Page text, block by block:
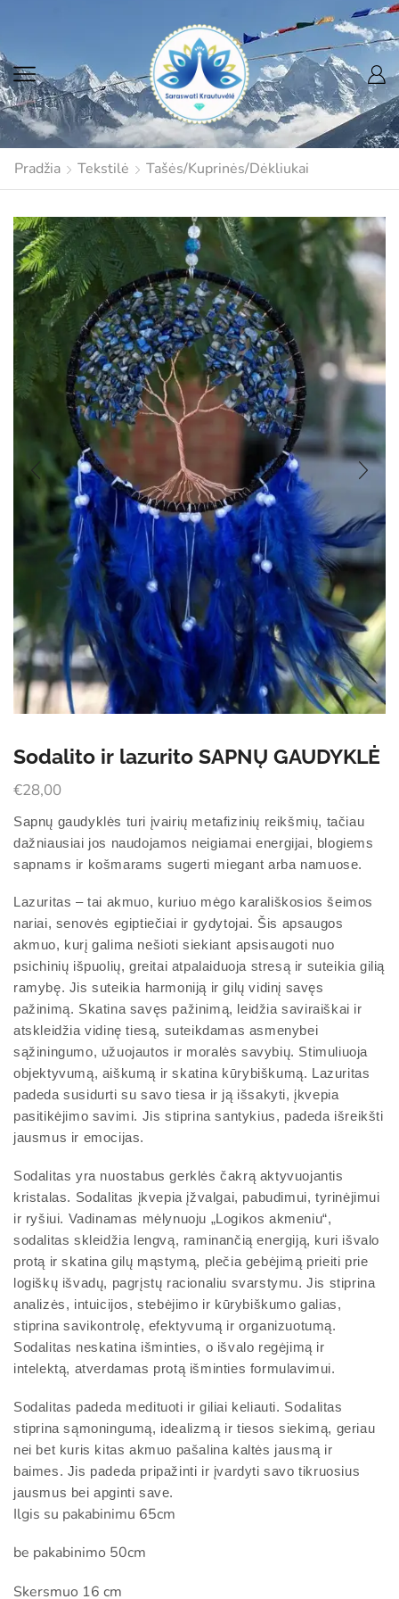
Pradžia Tekstilė Tašės/Kuprinės/Dėkliukai
Sodalito ir lazurito SAPNŲ GAUDYKLĖ
€28,00
Sapnų gaudyklės turi įvairių metafizinių reikšmių, tačiau
dažniausiai jos naudojamos neigiamai energijai, blogiems
sapnams ir košmarams sugerti miegant arba namuose.
Lazuritas – tai akmuo, kuriuo mėgo karališkosios šeimos
nariai, senovės egiptiečiai ir gydytojai. Šis apsaugos
akmuo, kurį galima nešioti siekiant apsisaugoti nuo
psichinių išpuolių, greitai atpalaiduoja stresą ir suteikia gilią
ramybę. Jis suteikia harmoniją ir gilų vidinį savęs
pažinimą. Skatina savęs pažinimą, leidžia saviraiškai ir
atskleidžia vidinę tiesą, suteikdamas asmenybei
sąžiningumo, užuojautos ir moralės savybių. Stimuliuoja
objektyvumą, aiškumą ir skatina kūrybiškumą. Lazuritas
padeda susidurti su savo tiesa ir ją išsakyti, įkvepia
pasitikėjimo savimi. Jis stiprina santykius, padeda išreikšti
jausmus ir emocijas.
Sodalitas yra nuostabus gerklės čakrą aktyvuojantis
kristalas. Sodalitas įkvepia įžvalgai, pabudimui, tyrinėjimui
ir ryšiui. Vadinamas mėlynuoju „Logikos akmeniu“,
sodalitas skleidžia lengvą, raminančią energiją, kuri išvalo
protą ir skatina gilų mąstymą, plečia gebėjimą prieiti prie
logiškų išvadų, pagrįstų racionaliu svarstymu. Jis stiprina
analizės, intuicijos, stebėjimo ir kūrybiškumo galias,
stiprina savikontrolę, efektyvumą ir organizuotumą.
Sodalitas neskatina išminties, o išvalo regėjimą ir
intelektą, atverdamas protą išminties formulavimui.
Sodalitas padeda medituoti ir giliai keliauti. Sodalitas
stiprina sąmoningumą, idealizmą ir tiesos siekimą, geriau
nei bet kuris kitas akmuo pašalina kaltės jausmą ir
baimes. Jis padeda pripažinti ir įvardyti savo tikruosius
jausmus bei apginti save.
Ilgis su pakabinimu 65cm
be pakabinimo 50cm
Skersmuo 16 cm